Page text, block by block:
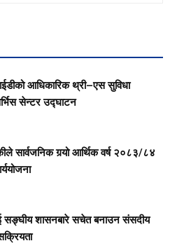
आधिकारिक थ्री–एस सुविधा
सेन्टर उद्घाटन
सार्वजनिक गर्‍यो आर्थिक वर्ष २०८३/८४
सङ्घीय शासनबारे सचेत बनाउन संसदीय